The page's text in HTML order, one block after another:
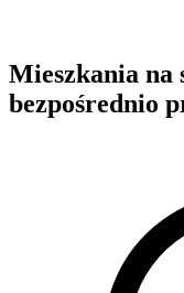
Mieszkania na
bezpośrednio